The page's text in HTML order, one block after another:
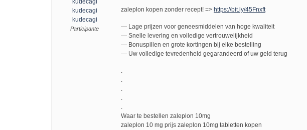
kudecagi
kudecagi
Participante
zaleplon kopen zonder recept! => https://bit.ly/45Fnxft
— Lage prijzen voor geneesmiddelen van hoge kwaliteit
— Snelle levering en volledige vertrouwelijkheid
— Bonuspillen en grote kortingen bij elke bestelling
— Uw volledige tevredenheid gegarandeerd of uw geld terug
.
.
.
.
.
Waar te bestellen zaleplon 10mg
zaleplon 10 mg prijs zaleplon 10mg tabletten kopen